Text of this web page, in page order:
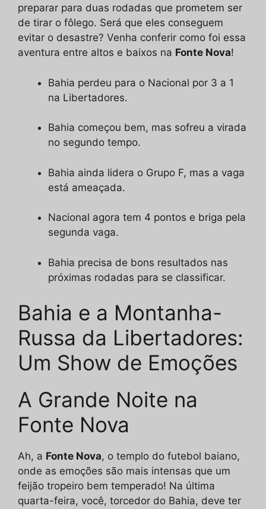
preparar para duas rodadas que prometem ser
de tirar o fôlego. Será que eles conseguem
evitar o desastre? Venha conferir como foi essa
aventura entre altos e baixos na Fonte Nova!
Bahia perdeu para o Nacional por 3 a 1
na Libertadores.
Bahia começou bem, mas sofreu a virada
no segundo tempo.
Bahia ainda lidera o Grupo F, mas a vaga
está ameaçada.
Nacional agora tem 4 pontos e briga pela
segunda vaga.
Bahia precisa de bons resultados nas
próximas rodadas para se classificar.
Bahia e a Montanha-
Russa da Libertadores:
Um Show de Emoções
A Grande Noite na
Fonte Nova
Ah, a Fonte Nova, o templo do futebol baiano,
onde as emoções são mais intensas que um
feijão tropeiro bem temperado! Na última
quarta-feira, você, torcedor do Bahia, deve ter